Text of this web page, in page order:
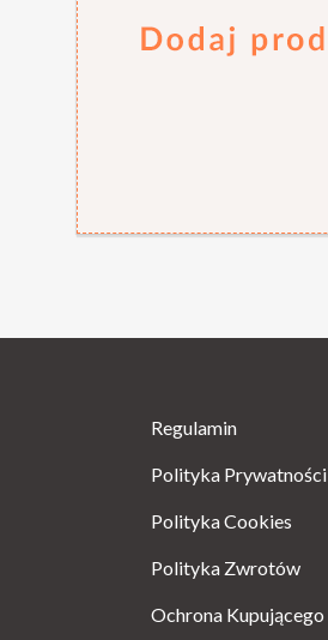
Regulamin
Polityka Prywatności
Polityka Cookies
Polityka Zwrotów
Ochrona Kupującego